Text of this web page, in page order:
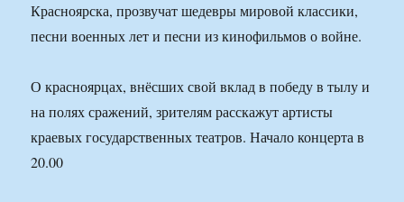
Красноярска, прозвучат шедевры мировой классики,
песни военных лет и песни из кинофильмов о войне.
О красноярцах, внёсших свой вклад в победу в тылу и
на полях сражений, зрителям расскажут артисты
краевых государственных театров. Начало концерта в
20.00